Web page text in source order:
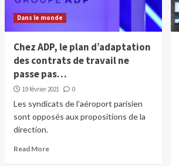
Dans le monde
Chez ADP, le plan d’adaptation
des contrats de travail ne
passe pas…
19 février 2021 0
Les syndicats de l’aéroport parisien
sont opposés aux propositions de la
direction.
Read More